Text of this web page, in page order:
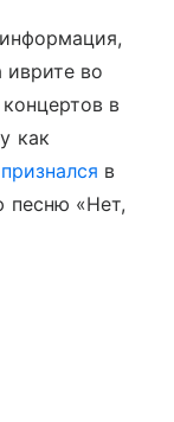
иврите во
в
как
признался в
песню «Нет,